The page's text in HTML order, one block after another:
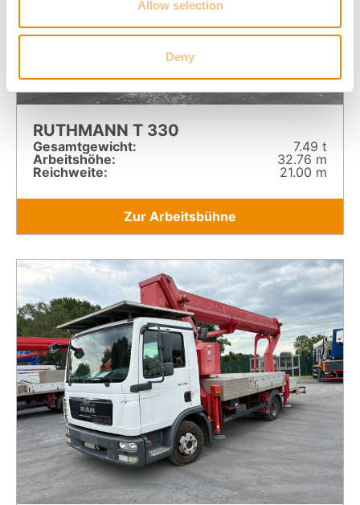
Allow selection
Deny
RUTHMANN T 330
Gesamt­gewicht:
7.49 t
Arbeitshöhe:
32.76 m
Reichweite:
21.00 m
Zur Arbeitsbühne